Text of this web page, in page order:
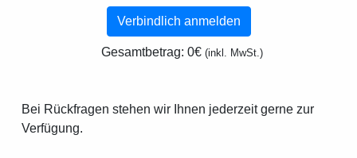
Verbindlich anmelden
Gesamtbetrag: 0€ (inkl. MwSt.)
Bei Rückfragen stehen wir Ihnen jederzeit gerne zur
Verfügung.